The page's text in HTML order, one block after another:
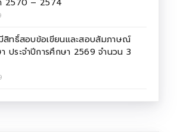
2570 – 2574
สิทธิ์สอบข้อเขียนและสอบสัมภาษณ์
ประจำปีการศึกษา 2569 จำนวน 3